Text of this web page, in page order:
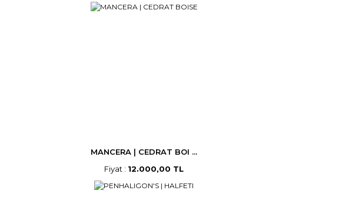
MANCERA | CEDRAT BOI ...
Fiyat : 12.000,00 TL